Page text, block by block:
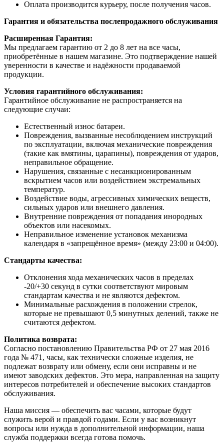
Оплата производится курьеру, после получения часов.
Гарантия и обязательства послепродажного обслуживания
Расширенная Гарантия:
Мы предлагаем гарантию от 2 до 8 лет на все часы,
приобретённые в нашем магазине. Это подтверждение нашей
уверенности в качестве и надёжности продаваемой
продукции.
Условия гарантийного обслуживания:
Гарантийное обслуживание не распространяется на
следующие случаи:
Естественный износ батареи.
Повреждения, вызванные несоблюдением инструкций
по эксплуатации, включая механические повреждения
(такие как вмятины, царапины), повреждения от ударов,
неправильное обращение.
Нарушения, связанные с несанкционированным
вскрытием часов или воздействием экстремальных
температур.
Воздействие воды, агрессивных химических веществ,
сильных ударов или внешнего давления.
Внутренние повреждения от попадания инородных
объектов или насекомых.
Неправильное изменение установок механизма
календаря в «запрещённое время» (между 23:00 и 04:00).
Стандарты качества:
Отклонения хода механических часов в пределах
-20/+30 секунд в сутки соответствуют мировым
стандартам качества и не являются дефектом.
Минимальные расхождения в положении стрелок,
которые не превышают 0,5 минутных делений, также не
считаются дефектом.
Политика возврата:
Согласно постановлению Правительства РФ от 27 мая 2016
года № 471, часы, как технически сложные изделия, не
подлежат возврату или обмену, если они исправны и не
имеют заводских дефектов. Это мера, направленная на защиту
интересов потребителей и обеспечение высоких стандартов
обслуживания.
Наша миссия — обеспечить вас часами, которые будут
служить верой и правдой годами. Если у вас возникнут
вопросы или нужда в дополнительной информации, наша
служба поддержки всегда готова помочь.